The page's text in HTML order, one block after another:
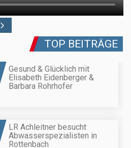
TOP BEITRÄGE
Gesund & Glücklich mit
Elisabeth Eidenberger &
Barbara Rohrhofer
LR Achleitner besucht
Abwasserspezialisten in
Rottenbach